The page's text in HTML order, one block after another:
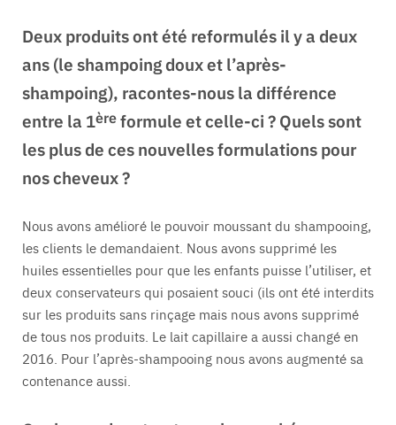
Deux produits ont été reformulés il y a deux
ans (le shampoing doux et l’après-
shampoing), racontes-nous la différence
entre la 1èreformule et celle-ci ? Quels sont
les plus de ces nouvelles formulations pour
nos cheveux ?
Nous avons amélioré le pouvoir moussant du shampooing,
les clients le demandaient. Nous avons supprimé les
huiles essentielles pour que les enfants puisse l’utiliser, et
deux conservateurs qui posaient souci (ils ont été interdits
sur les produits sans rinçage mais nous avons supprimé
de tous nos produits. Le lait capillaire a aussi changé en
2016. Pour l’après-shampooing nous avons augmenté sa
contenance aussi.